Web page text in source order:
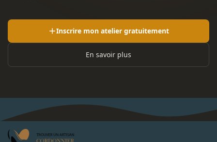
Inscrire mon atelier gratuitement
En savoir plus